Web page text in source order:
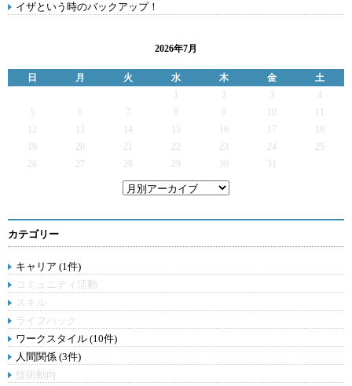
イザという時のバックアップ！
2026年7月
日 月 火 水 木 金
土
2 3
4
5
6 7 9
12
13 14 15 16 17
19
20 21 22 23 24
25
26
27 28 29 30 31
カテゴリー
キャリア (1件)
コミュニティ活動
スキル
ライフハック
ワークスタイル (10件)
人間関係 (3件)
技術動向